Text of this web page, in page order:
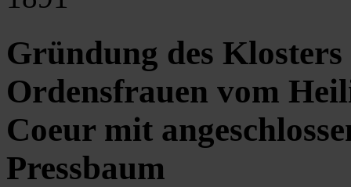
Gründung des
Ordensfrauen vom
Coeur mit
Pressbaum